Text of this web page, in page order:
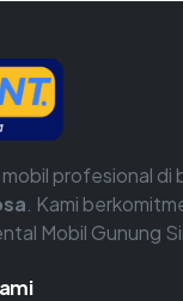
profesional di
. Kami
Mobil Gunung